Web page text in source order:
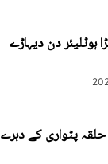
دن دیہاڑے
پٹواری کے دہرے